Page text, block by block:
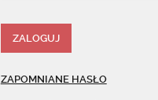
ZAPOMNIANE HASŁO